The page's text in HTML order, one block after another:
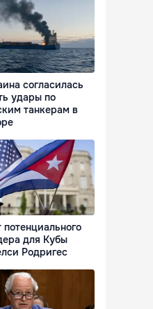
согласилась
удары по
танкерам в
для Кубы
Родригес